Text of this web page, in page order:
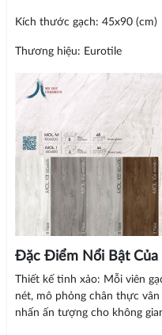
Kích thước gạch: 45x90 (cm)
Thương hiệu: Eurotile
Đặc Điểm Nổi Bật Của
Thiết kế tinh xảo: Mỗi viên
nét, mô phỏng chân thực
nhấn ấn tượng cho không